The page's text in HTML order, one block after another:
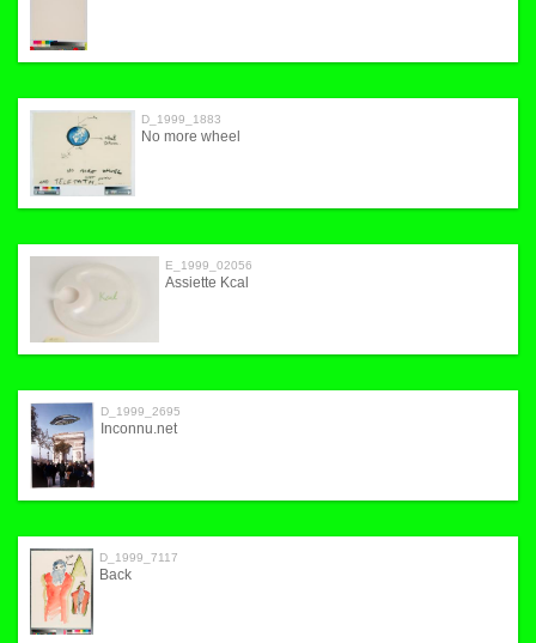
D_1999_1883
No more wheel
E_1999_02056
Assiette Kcal
D_1999_2695
Inconnu.net
D_1999_7117
Back